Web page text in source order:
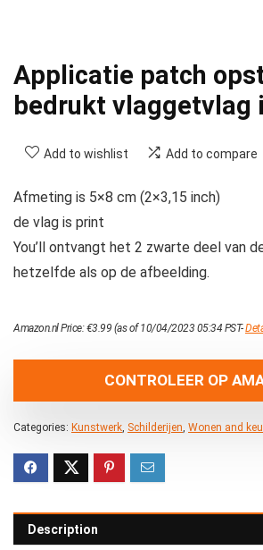
Applicatie patch
bedrukt vlaggetvlag
Add to wishlist Add to compare
Afmeting is 5×8 cm (2×3,15 inch)
de vlag is print
You’ll ontvangt het 2 zwarte deel van
hetzelfde als op de afbeelding.
Amazon.nl Price:€3.99 (as of 10/04/2023 05:34 PST-
CONTROLEER OP
Categories: Kunstwerk Schilderijen Wonen and
Description